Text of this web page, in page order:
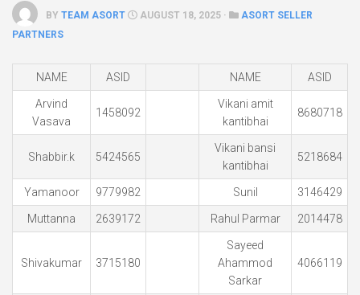
BY TEAM ASORT AUGUST 18, 2025 ·
ASORT SELLER
PARTNERS
NAME ASID NAME ASID
Arvind
Vasava
1458092
Vikani amit
kantibhai
8680718
Shabbir.k 5424565
Vikani bansi
kantibhai
5218684
Yamanoor 9779982 Sunil 3146429
Muttanna 2639172 Rahul Parmar 2014478
Shivakumar 3715180
Sayeed
Ahammod
Sarkar
4066119